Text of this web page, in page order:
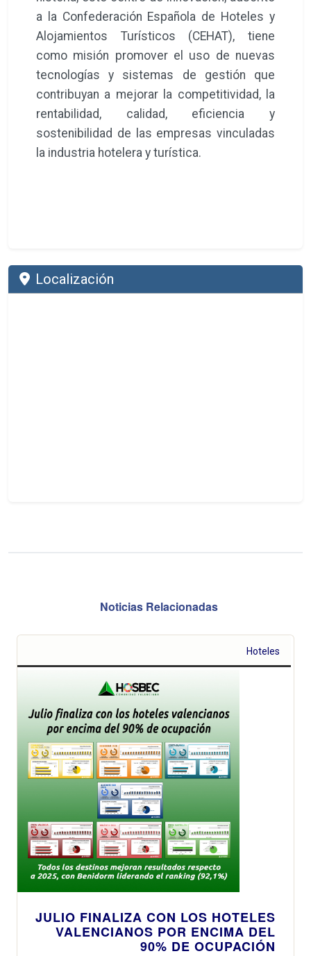
a la Confederación Española de Hoteles y
Alojamientos Turísticos (CEHAT), tiene
como misión promover el uso de nuevas
tecnologías y sistemas de gestión que
contribuyan a mejorar la competitividad, la
rentabilidad, calidad, eficiencia y
sostenibilidad de las empresas vinculadas
la industria hotelera y turística.
Localización
Noticias Relacionadas
Hoteles
JULIO FINALIZA CON LOS HOTELES
VALENCIANOS POR ENCIMA DEL
90% DE OCUPACIÓN